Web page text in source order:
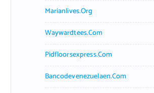
Marianlives.org
Waywardtees.com
Pidfloorsexpress.com
Bancodevenezuelaen.com